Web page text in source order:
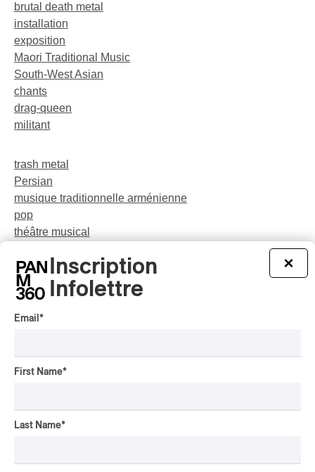
brutal death metal
installation
exposition
Maori Traditional Music
South-West Asian
chants
drag-queen
militant
trash metal
Persian
musique traditionnelle arménienne
pop
théâtre musical
central asia
néo-jazz
party
participatif
pop-opéra
J-Rock
×
Inscription
Infolettre
Email *
First Name*
Last Name*